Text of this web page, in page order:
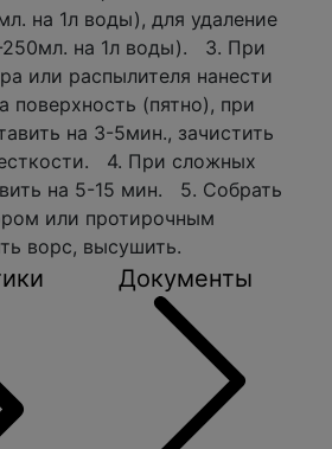
на 1л воды), для удаление
250мл. на 1л воды). 3. При
или распылителя нанести
поверхность (пятно), при
на 3-5мин., зачистить
4. При сложных
на 5-15 мин. 5. Собрать
или протирочным
ворс, высушить.
Документы